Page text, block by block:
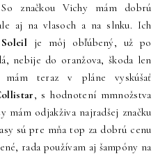
značkou Vichy mám dobrú
aj na vlasoch a na slnku. Ich
je môj obľúbený, už po
nebije do oranžova, škoda len
teraz v pláne vyskúšať
, s hodnotení mmnožstva
mám odjakživa najradšej značku
sú pre mňa top za dobrú cenu
rada používam aj šampóny na